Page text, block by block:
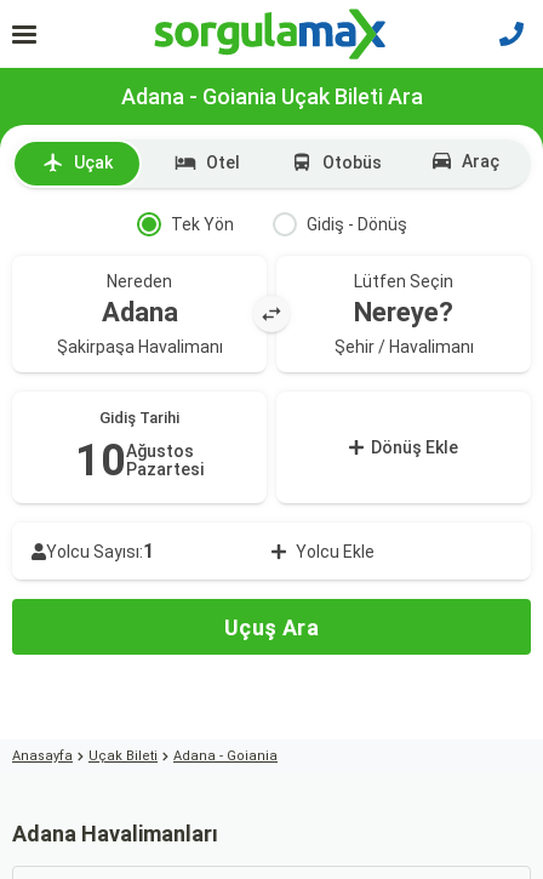
Adana - Goiania Uçak Bileti Ara
Uçak Otel Otobüs Araç
Tek Yön Gidiş - Dönüş
Nereden
Adana
Şakirpaşa Havalimanı
Lütfen Seçin
Nereye?
Şehir / Havalimanı
Gidiş Tarihi
10Ağustos
Pazartesi
Dönüş Ekle
Yolcu Sayısı:1 Yolcu Ekle
Uçuş Ara
Anasayfa Uçak Bileti Adana - Goiania
Adana Havalimanları